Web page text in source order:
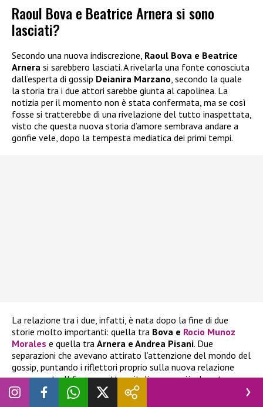
Raoul Bova e Beatrice Arnera si sono
lasciati?
Secondo una nuova indiscrezione, Raoul Bova e Beatrice
Arnera si sarebbero lasciati. A rivelarla una fonte conosciuta
dall’esperta di gossip Deianira Marzano, secondo la quale
la storia tra i due attori sarebbe giunta al capolinea. La
notizia per il momento non è stata confermata, ma se così
fosse si tratterebbe di una rivelazione del tutto inaspettata,
visto che questa nuova storia d’amore sembrava andare a
gonfie vele, dopo la tempesta mediatica dei primi tempi.
La relazione tra i due, infatti, è nata dopo la fine di due
storie molto importanti: quella tra Bova e Rocio Munoz
Morales e quella tra Arnera e Andrea Pisani. Due
separazioni che avevano attirato l’attenzione del mondo del
gossip, puntando i riflettori proprio sulla nuova relazione
appena nata. Il famoso attore italiano era già al centro
delle polemiche per
le rivelazioni diffuse da Fabrizio
la scorsa estate, situazione che è andata avanti